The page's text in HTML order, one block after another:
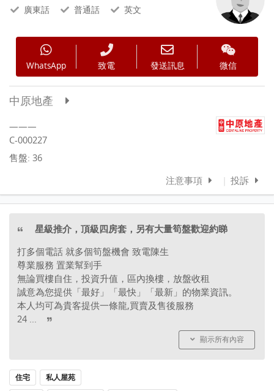
廣東話 普通話 英文
WhatsApp 致電 發送訊息 微信
中原地產
———
C-000227
售盤: 36
注意事項
投訴
星級推介，頂級四房套，另有大量筍盤歡迎約睇
打多個電話 就多個筍盤機會 致電陳生
尊業服務 置業幫到手
無論買樓自住，投資升值，區內換樓，放盤收租
誠意為您提供「最好」「最快」「最新」的物業資訊。
本人均可為貴客提供一條龍,買賣及售後服務
24 ...
顯示所有內容
住宅
私人屋苑